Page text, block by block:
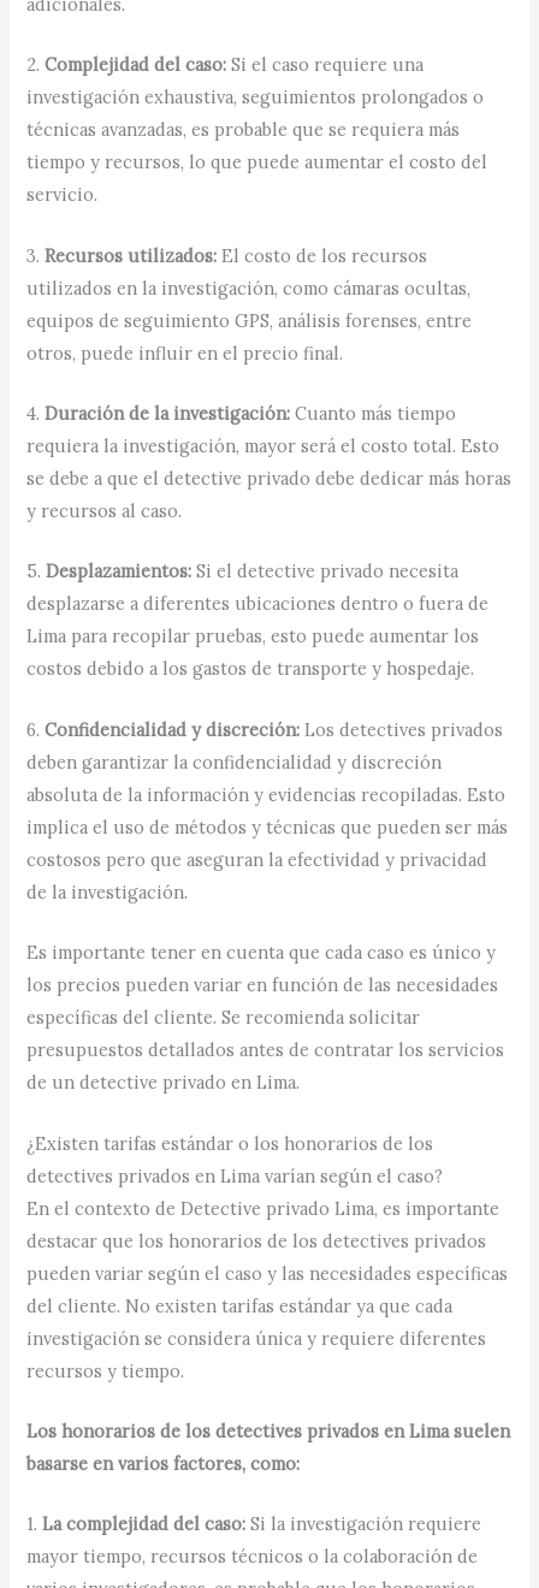
2.Complejidad del caso: Si el caso requiere una
investigación exhaustiva, seguimientos prolongados o
técnicas avanzadas, es probable que se requiera más
tiempo y recursos, lo que puede aumentar el costo del
servicio.
3.Recursos utilizados: El costo de los recursos
utilizados en la investigación, como cámaras ocultas,
equipos de seguimiento GPS, análisis forenses, entre
otros, puede influir en el precio final.
4.Duración de la investigación: Cuanto más tiempo
requiera la investigación, mayor será el costo total. Esto
se debe a que el detective privado debe dedicar más horas
y recursos al caso.
5.Desplazamientos: Si el detective privado necesita
desplazarse a diferentes ubicaciones dentro o fuera de
Lima para recopilar pruebas, esto puede aumentar los
costos debido a los gastos de transporte y hospedaje.
6.Confidencialidad y discreción: Los detectives privados
deben garantizar la confidencialidad y discreción
absoluta de la información y evidencias recopiladas. Esto
implica el uso de métodos y técnicas que pueden ser más
costosos pero que aseguran la efectividad y privacidad
de la investigación.
Es importante tener en cuenta que cada caso es único y
los precios pueden variar en función de las necesidades
específicas del cliente. Se recomienda solicitar
presupuestos detallados antes de contratar los servicios
de un detective privado en Lima.
¿Existen tarifas estándar o los honorarios de los
detectives privados en Lima varían según el caso?
En el contexto de Detective privado Lima, es importante
destacar que los honorarios de los detectives privados
pueden variar según el caso y las necesidades específicas
del cliente. No existen tarifas estándar ya que cada
investigación se considera única y requiere diferentes
recursos y tiempo.
Los honorarios de los detectives privados en Lima suelen
basarse en varios factores, como:
1.La complejidad del caso: Si la investigación requiere
mayor tiempo, recursos técnicos o la colaboración de